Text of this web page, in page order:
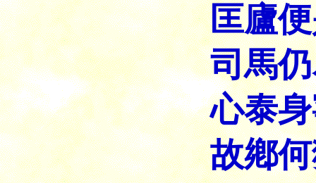
匡廬
司馬
心泰
故鄕